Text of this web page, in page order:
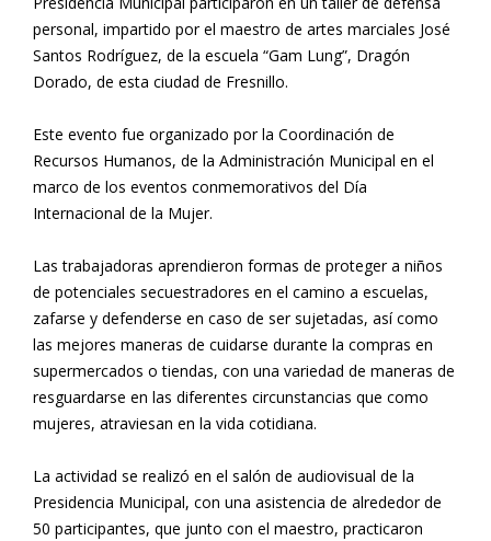
personal, impartido por el maestro de artes marciales José
Santos Rodríguez, de la escuela “Gam Lung”, Dragón
Dorado, de esta ciudad de Fresnillo.
Este evento fue organizado por la Coordinación de
Recursos Humanos, de la Administración Municipal en el
marco de los eventos conmemorativos del Día
Internacional de la Mujer.
Las trabajadoras aprendieron formas de proteger a niños
de potenciales secuestradores en el camino a escuelas,
zafarse y defenderse en caso de ser sujetadas, así como
las mejores maneras de cuidarse durante la compras en
supermercados o tiendas, con una variedad de maneras de
resguardarse en las diferentes circunstancias que como
mujeres, atraviesan en la vida cotidiana.
La actividad se realizó en el salón de audiovisual de la
Presidencia Municipal, con una asistencia de alrededor de
50 participantes, que junto con el maestro, practicaron